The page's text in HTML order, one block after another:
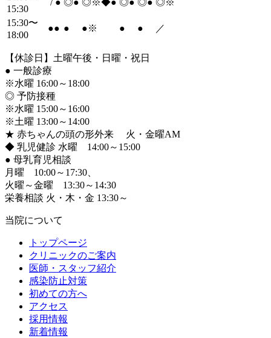
15:30
/ ● ◎● ◎※◆● ◎● ◎● ◎※
15:30〜
18:00
●● ● ●※ ● ● ／
【休診日】土曜午後・日曜・祝日
● 一般診療
※水曜 16:00～18:00
◎ 予防接種
※水曜 15:00～16:00
※土曜 13:00～14:00
★ 赤ちゃんの頭の形外来 火・金曜AM
◆ 乳児健診 水曜 14:00～15:00
● 母乳育児相談
月曜 10:00～17:30、
火曜～金曜 13:30～14:30
栄養相談 火・木・金 13:30～
当院について
トップページ
クリニックのご案内
医師・スタッフ紹介
感染防止対策
初めての方へ
アクセス
採用情報
新着情報